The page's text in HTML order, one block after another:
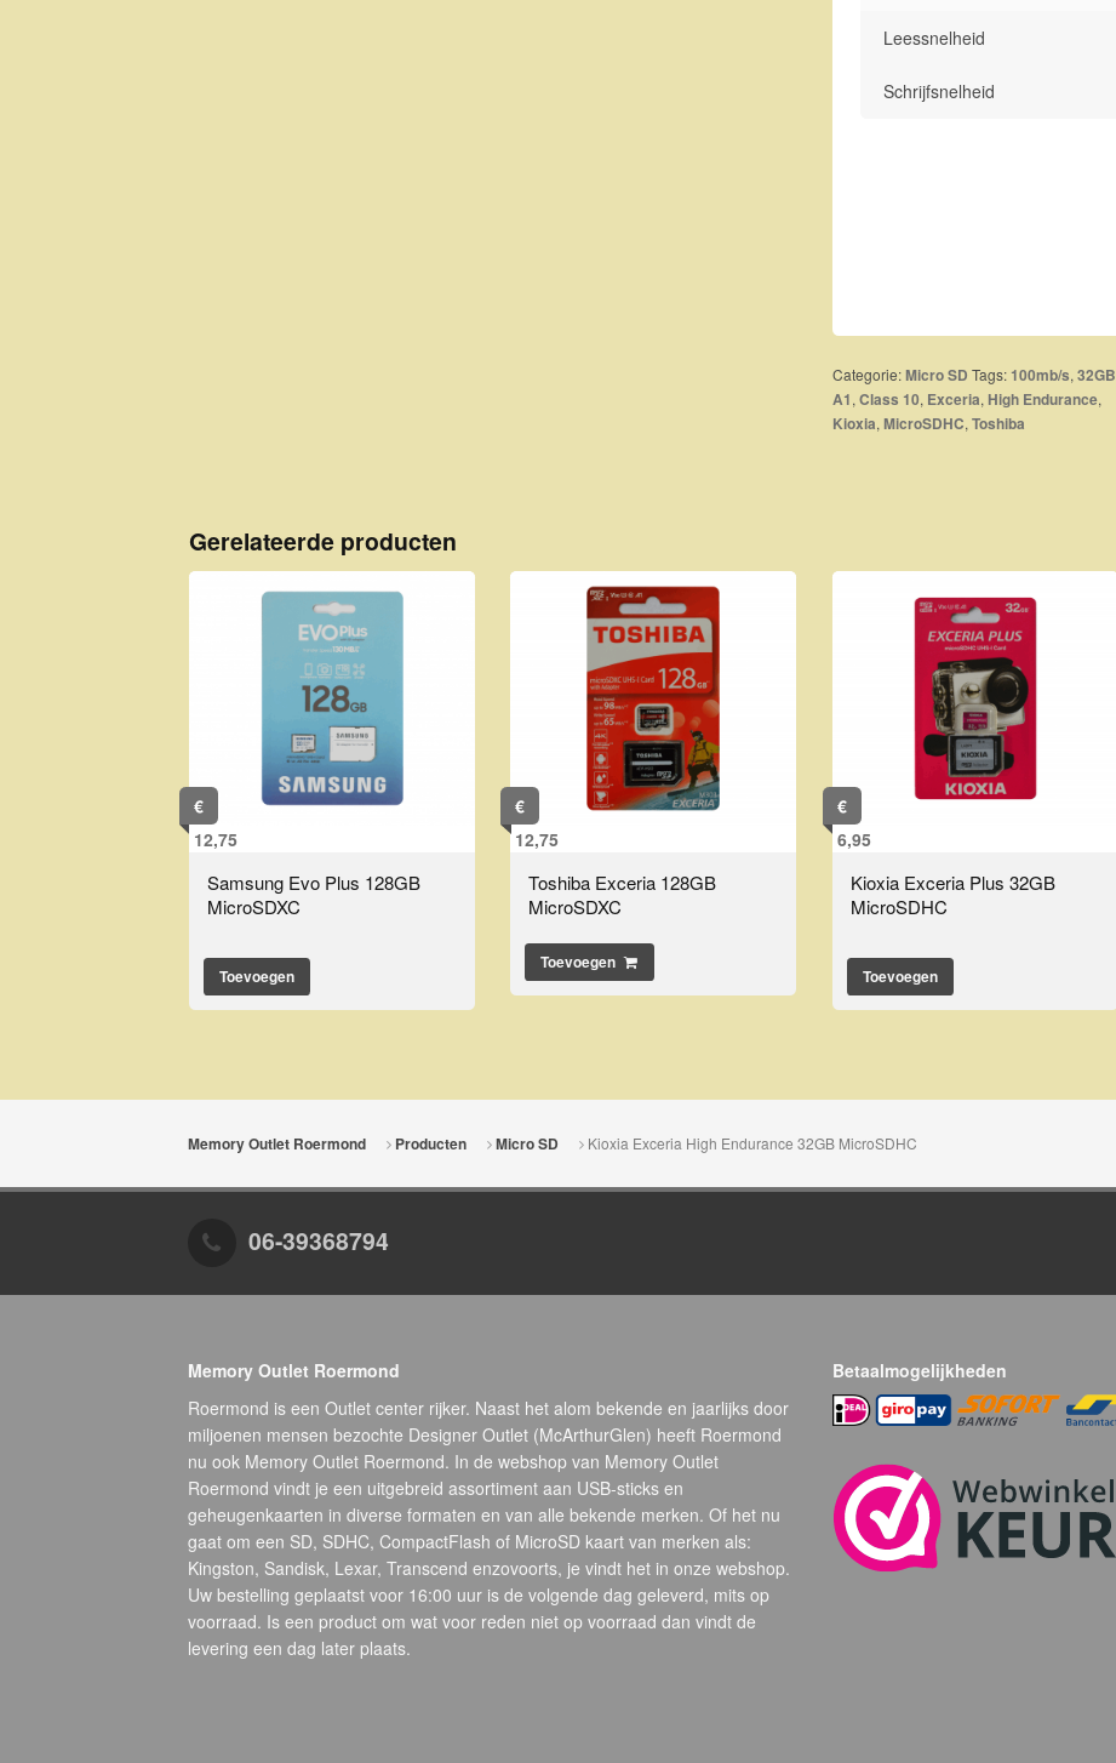
Leessnelheid
Schrijfsnelheid
Categorie:Micro SD Tags: 100mb/s,32GB
A1,Class 10, Exceria, High Endurance,
Kioxia,MicroSDHC,Toshiba
Gerelateerde producten
€
12,75
Samsung Evo Plus 128GB
MicroSDXC
Toevoegen
€
12,75
Toshiba Exceria 128GB
MicroSDXC
Toevoegen
€
6,95
Kioxia Exceria Plus 32GB
MicroSDHC
Toevoegen
Memory Outlet Roermond Producten Micro SD Kioxia Exceria High Endurance 32GB MicroSDHC
06-39368794
Memory Outlet Roermond
Roermond is een Outlet center rijker. Naast het alom bekende en jaarlijks door
miljoenen mensen bezochte Designer Outlet (McArthurGlen) heeft Roermond
nu ook Memory Outlet Roermond. In de webshop van Memory Outlet
Roermond vindt je een uitgebreid assortiment aan USB-sticks en
geheugenkaarten in diverse formaten en van alle bekende merken. Of het nu
gaat om een SD, SDHC, CompactFlash of MicroSD kaart van merken als:
Kingston, Sandisk, Lexar, Transcend enzovoorts, je vindt het in onze webshop.
Uw bestelling geplaatst voor 16:00 uur is de volgende dag geleverd, mits op
voorraad. Is een product om wat voor reden niet op voorraad dan vindt de
levering een dag later plaats.
Betaalmogelijkheden